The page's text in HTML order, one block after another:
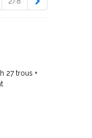
27 trous +